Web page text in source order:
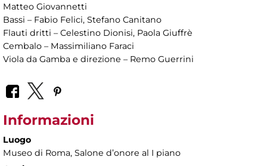
Matteo Giovannetti
Bassi – Fabio Felici, Stefano Canitano
Flauti dritti – Celestino Dionisi, Paola Giuffrè
Cembalo – Massimiliano Faraci
Viola da Gamba e direzione – Remo Guerrini
Informazioni
Luogo
Museo di Roma, Salone d’onore al I piano